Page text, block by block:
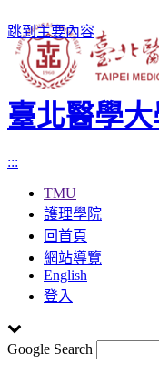
跳到主要內容
臺北醫學
:::
TMU
護理學院
回首頁
網站導覽
English
登入
Google Search